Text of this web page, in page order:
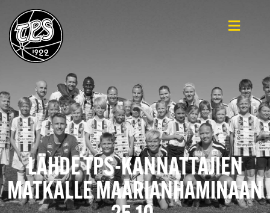
LÄHDE TPS-KANNATTAJIEN
MATKALLE MAARIANHAMINAAN